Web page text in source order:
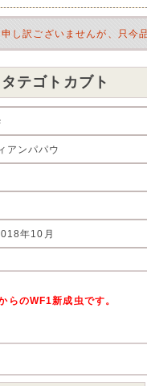
申し訳ございませんが、只今
タテゴトカブト
アンパパウ
年10月
らのWF1新成虫です。